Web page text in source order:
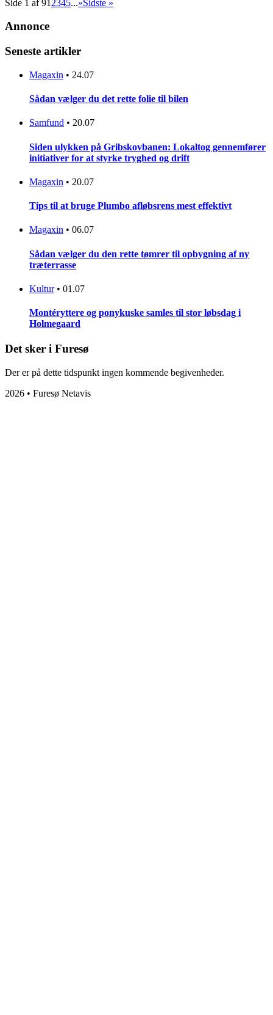
Side 1 af 91 2345...»Sidste »
Annonce
Seneste artikler
Magaxin • 24.07
Sådan vælger du det rette folie til bilen
Samfund • 20.07
Siden ulykken på Gribskovbanen: Lokaltog gennemfører
initiativer for at styrke tryghed og drift
Magaxin • 20.07
Tips til at bruge Plumbo afløbsrens mest effektivt
Magaxin • 06.07
Sådan vælger du den rette tømrer til opbygning af ny
træterrasse
Kultur • 01.07
Montéryttere og ponykuske samles til stor løbsdag i
Holmegaard
Det sker i Furesø
Der er på dette tidspunkt ingen kommende begivenheder.
2026 • Furesø Netavis